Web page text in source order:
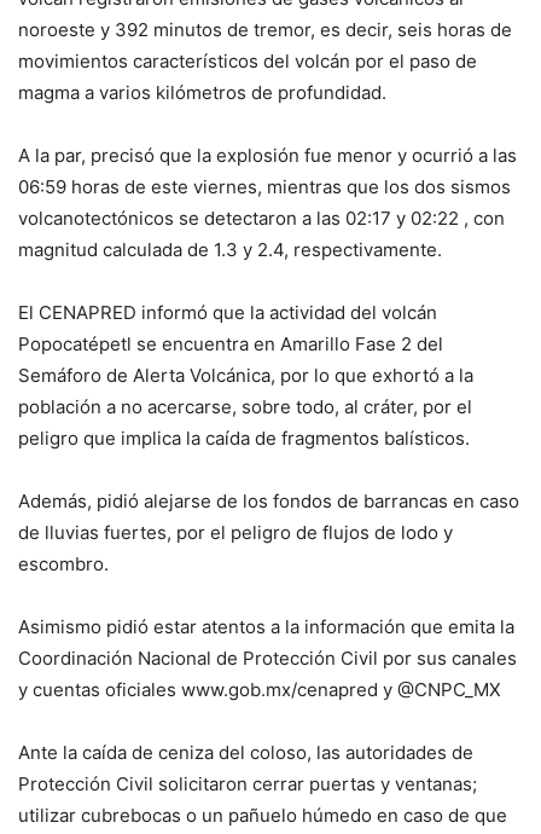
noroeste y 392 minutos de tremor, es decir, seis horas de
movimientos característicos del volcán por el paso de
magma a varios kilómetros de profundidad.
A la par, precisó que la explosión fue menor y ocurrió a las
06:59 horas de este viernes, mientras que los dos sismos
volcanotectónicos se detectaron a las 02:17 y 02:22 , con
magnitud calculada de 1.3 y 2.4, respectivamente.
El CENAPRED informó que la actividad del volcán
Popocatépetl se encuentra en Amarillo Fase 2 del
Semáforo de Alerta Volcánica, por lo que exhortó a la
población a no acercarse, sobre todo, al cráter, por el
peligro que implica la caída de fragmentos balísticos.
Además, pidió alejarse de los fondos de barrancas en caso
de lluvias fuertes, por el peligro de flujos de lodo y
escombro.
Asimismo pidió estar atentos a la información que emita la
Coordinación Nacional de Protección Civil por sus canales
y cuentas oficiales www.gob.mx/cenapred y @CNPC_MX
Ante la caída de ceniza del coloso, las autoridades de
Protección Civil solicitaron cerrar puertas y ventanas;
utilizar cubrebocas o un pañuelo húmedo en caso de que